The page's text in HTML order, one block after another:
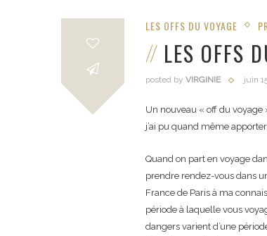
LES OFFS DU VOYAGE
LES OFFS
posted by VIRGINIE juin
Un nouveau « off du voyage
j’ai pu quand même
Quand on part en voyage
prendre rendez-vous dans
France de Paris à ma
période à laquelle vous
dangers varient d’une